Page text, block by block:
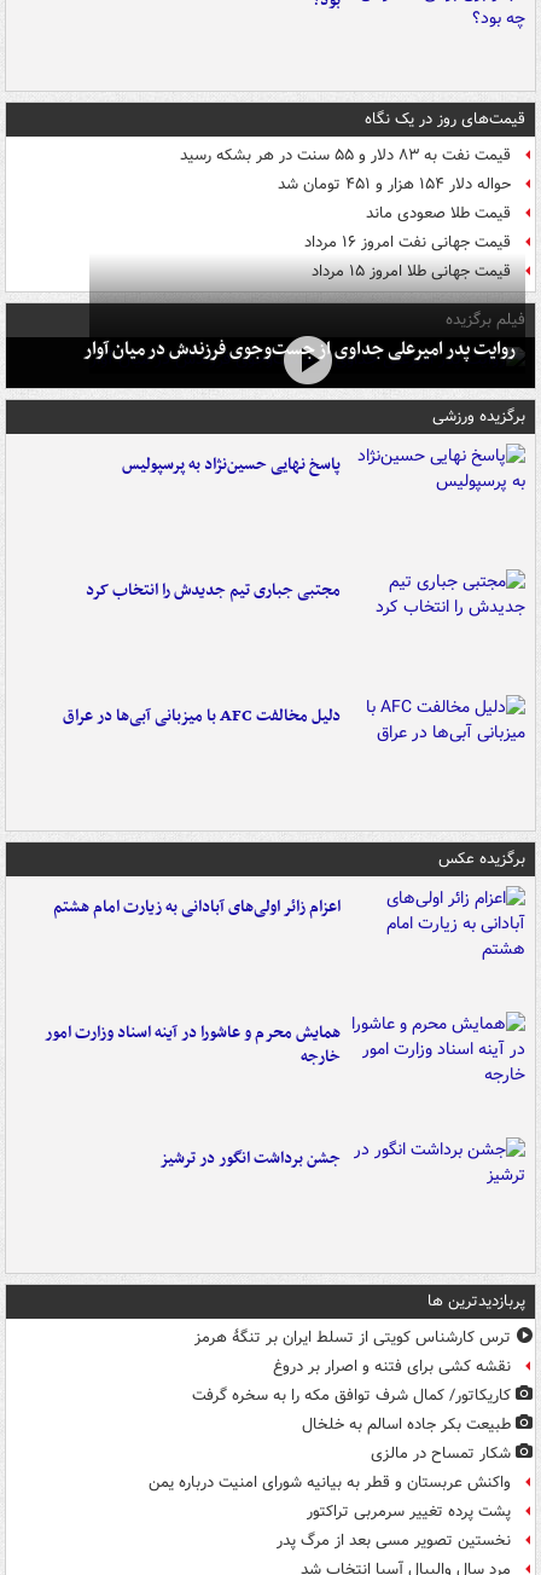
قیمت‌های روز در یک نگاه
قیمت نفت به ۸۳ دلار و ۵۵ سنت در هر بشکه رسید
حواله دلار ۱۵۴ هزار و ۴۵۱ تومان شد
قیمت طلا صعودی ماند
قیمت جهانی نفت امروز ۱۶ مرداد
قیمت جهانی طلا امروز ۱۵ مرداد
فیلم برگزیده
روایت پدر امیرعلی جداوی از جست‌وجوی فرزندش در میان آوار
برگزیده ورزشی
پاسخ نهایی حسین‌نژاد به پرسپولیس
مجتبی جباری تیم جدیدش را انتخاب کرد
دلیل مخالفت AFC با میزبانی آبی‌ها در عراق
برگزیده عکس
اعزام زائر اولی‌های آبادانی به زیارت امام هشتم
همایش محرم و عاشورا در آینه اسناد وزارت امور
خارجه
جشن برداشت انگور در ترشیز
پربازدیدترین ها
ترس کارشناس کویتی از تسلط ایران بر تنگۀ هرمز
نقشه کشی برای فتنه و اصرار بر دروغ
کاریکاتور/ کمال شرف توافق مکه را به سخره گرفت
طبیعت بکر جاده اسالم به خلخال
شکار تمساح در مالزی
واکنش عربستان و قطر به بیانیه شورای امنیت درباره یمن
پشت پرده تغییر سرمربی تراکتور
نخستین تصویر مسی بعد از مرگ پدر
مرد سال والیبال آسیا انتخاب شد